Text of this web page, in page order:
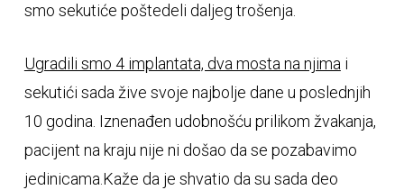
smo sekutiće poštedeli daljeg trošenja.
Ugradili smo 4 implantata, dva mosta na njimai
sekutići sada žive svoje najbolje dane u poslednjih
10 godina. Iznenađen udobnošću prilikom žvakanja,
pacijent na kraju nije ni došao da se pozabavimo
jedinicama.Kaže da je shvatio da su sada deo